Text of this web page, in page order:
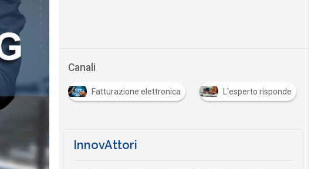
Canali
digitali Fatturazione elettronica L'esperto risponde
InnovAttori